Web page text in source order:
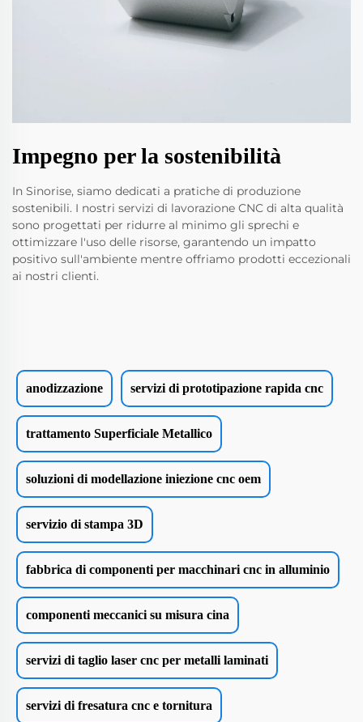
Impegno per la sostenibilità
In Sinorise, siamo dedicati a pratiche di produzione
sostenibili. I nostri servizi di lavorazione CNC di alta qualità
sono progettati per ridurre al minimo gli sprechi e
ottimizzare l'uso delle risorse, garantendo un impatto
positivo sull'ambiente mentre offriamo prodotti eccezionali
ai nostri clienti.
anodizzazione servizi di prototipazione rapida cnc
trattamento Superficiale Metallico
soluzioni di modellazione iniezione cnc oem
servizio di stampa 3D
fabbrica di componenti per macchinari cnc in alluminio
componenti meccanici su misura cina
servizi di taglio laser cnc per metalli laminati
servizi di fresatura cnc e tornitura